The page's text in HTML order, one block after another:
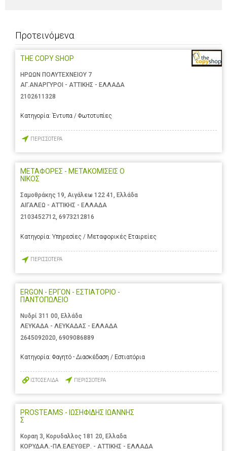
Προτεινόμενα
THE COPY SHOP
ΗΡΩΩΝ ΠΟΛΥΤΕΧΝΕΙΟΥ 7
ΑΓ.ΑΝΑΡΓΥΡΟΙ - ΑΤΤΙΚΗΣ - ΕΛΛΑΔΑ
2102611328
Κατηγορία: Έντυπα / Φωτοτυπίες
ΠΕΡΙΣΣΟΤΕΡΑ
ΜΕΤΑΦΟΡΕΣ - ΜΕΤΑΚΟΜΙΣΕΙΣ Ο
ΝΙΚΟΣ
Σαμοθράκης 19, Αιγάλεω 122 41, Ελλάδα
ΑΙΓΑΛΕΩ - ΑΤΤΙΚΗΣ - ΕΛΛΑΔΑ
2103452712, 6973212816
Κατηγορία: Υπηρεσίες / Μεταφορικές Εταιρείες
ΠΕΡΙΣΣΟΤΕΡΑ
ERGON - ΕΡΓΟΝ - ΕΣΤΙΑΤΟΡΙΟ -
ΠΑΝΤΟΠΩΛΕΙΟ
Νυδρί 311 00, Ελλάδα
ΛΕΥΚΑΔΑ - ΛΕΥΚΑΔΑΣ - ΕΛΛΑΔΑ
2645092020 6909086889
Κατηγορία: Φαγητό - Διασκέδαση / Εστιατόρια
ΙΣΤΟΣΕΛΙΔΑ ΠΕΡΙΣΣΟΤΕΡΑ
PROSTEAMS - ΙΩΣΗΦΙΔΗΣ ΙΩΑΝΝΗΣ
Σ
Κοραη 3, Κορυδαλλος 181 20, Ελλαδα
ΚΟΡΥΔΑΛ.-ΠΛ.ΕΛΕΥΘΕΡ. - ΑΤΤΙΚΗΣ - ΕΛΛΑΔΑ